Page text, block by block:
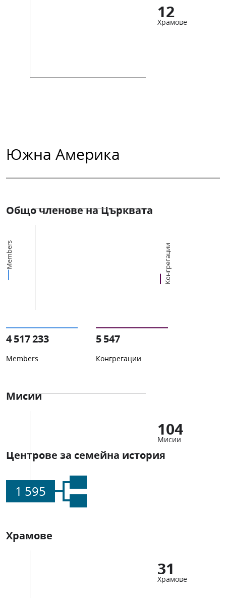
12
Храмове
Южна Америка
Общо членове на Църквата
Members Конгрегации
4 517 233
Members
5 547
Конгрегации
Мисии
104
Мисии
Центрове за семейна история
1 595
Храмове
31
Храмове